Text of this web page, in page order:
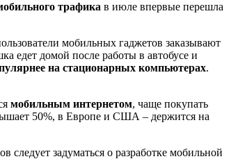
трафика в июле впервые перешла
мобильных гаджетов заказывают
едет домой после работы в автобусе и
на стационарных компьютерах.
мобильным интернетом, чаще покупать
50%, в Европе и США – держится на
задуматься о разработке мобильной